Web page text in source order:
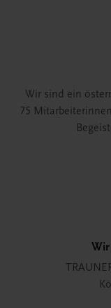
Wir sind ein
75